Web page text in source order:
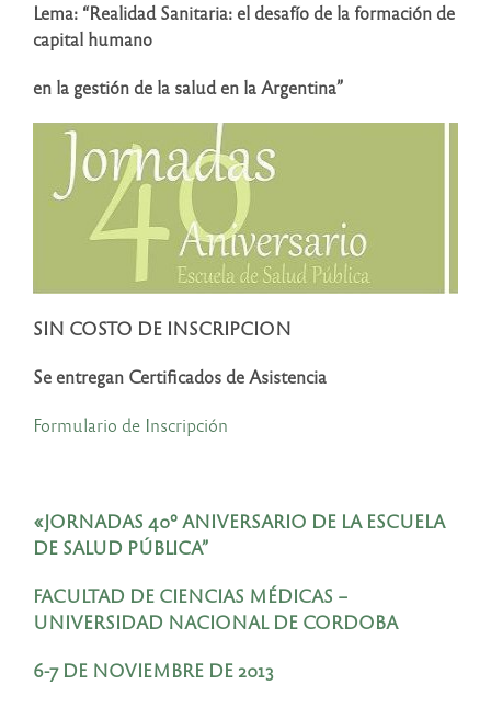
Lema: “Realidad Sanitaria: el desafío de la formación de
capital humano
en la gestión de la salud en la Argentina”
SIN COSTO DE INSCRIPCION
Se entregan Certificados de Asistencia
Formulario de Inscripción
«JORNADAS 40º ANIVERSARIO DE LA ESCUELA
DE SALUD PÚBLICA”
FACULTAD DE CIENCIAS MÉDICAS –
UNIVERSIDAD NACIONAL DE CORDOBA
6-7 DE NOVIEMBRE DE 2013